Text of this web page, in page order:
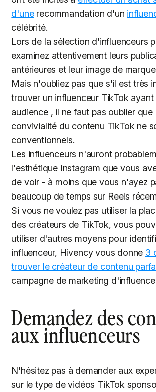
d'unerecommandation d'un
célébrité.
Lors de la sélection d'influenceurs
examinez attentivement leurs
antérieures et leur image de
Mais n'oubliez pas que s'il est très
trouver un influenceur TikTok ayant
audience , il ne faut pas oublier
convivialité du contenu TikTok ne
conventionnels.
Les influenceurs n'auront
l'esthétique Instagram que vous
de voir - à moins que vous n'ayez
beaucoup de temps sur Reels
Si vous ne voulez pas utiliser la
des créateurs de TikTok, vous
utiliser d'autres moyens pour
influenceur, Hivency vous donne 3
trouver le créateur de contenu
campagne de marketing
Demandez des
aux influenceurs
N'hésitez pas à demander aux
sur le type de vidéos TikTok